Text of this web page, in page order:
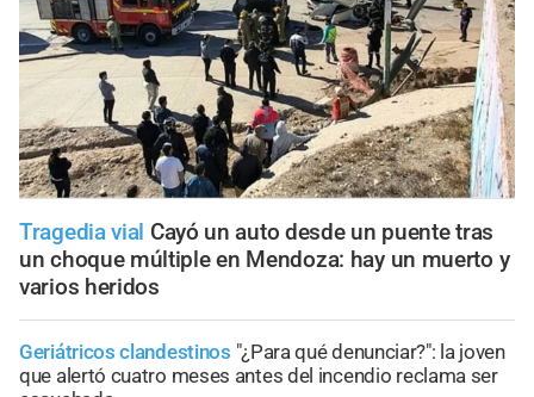
Tragedia vial Cayó un auto desde un puente tras
un choque múltiple en Mendoza: hay un muerto y
varios heridos
Geriátricos clandestinos "¿Para qué denunciar?": la joven
que alertó cuatro meses antes del incendio reclama ser